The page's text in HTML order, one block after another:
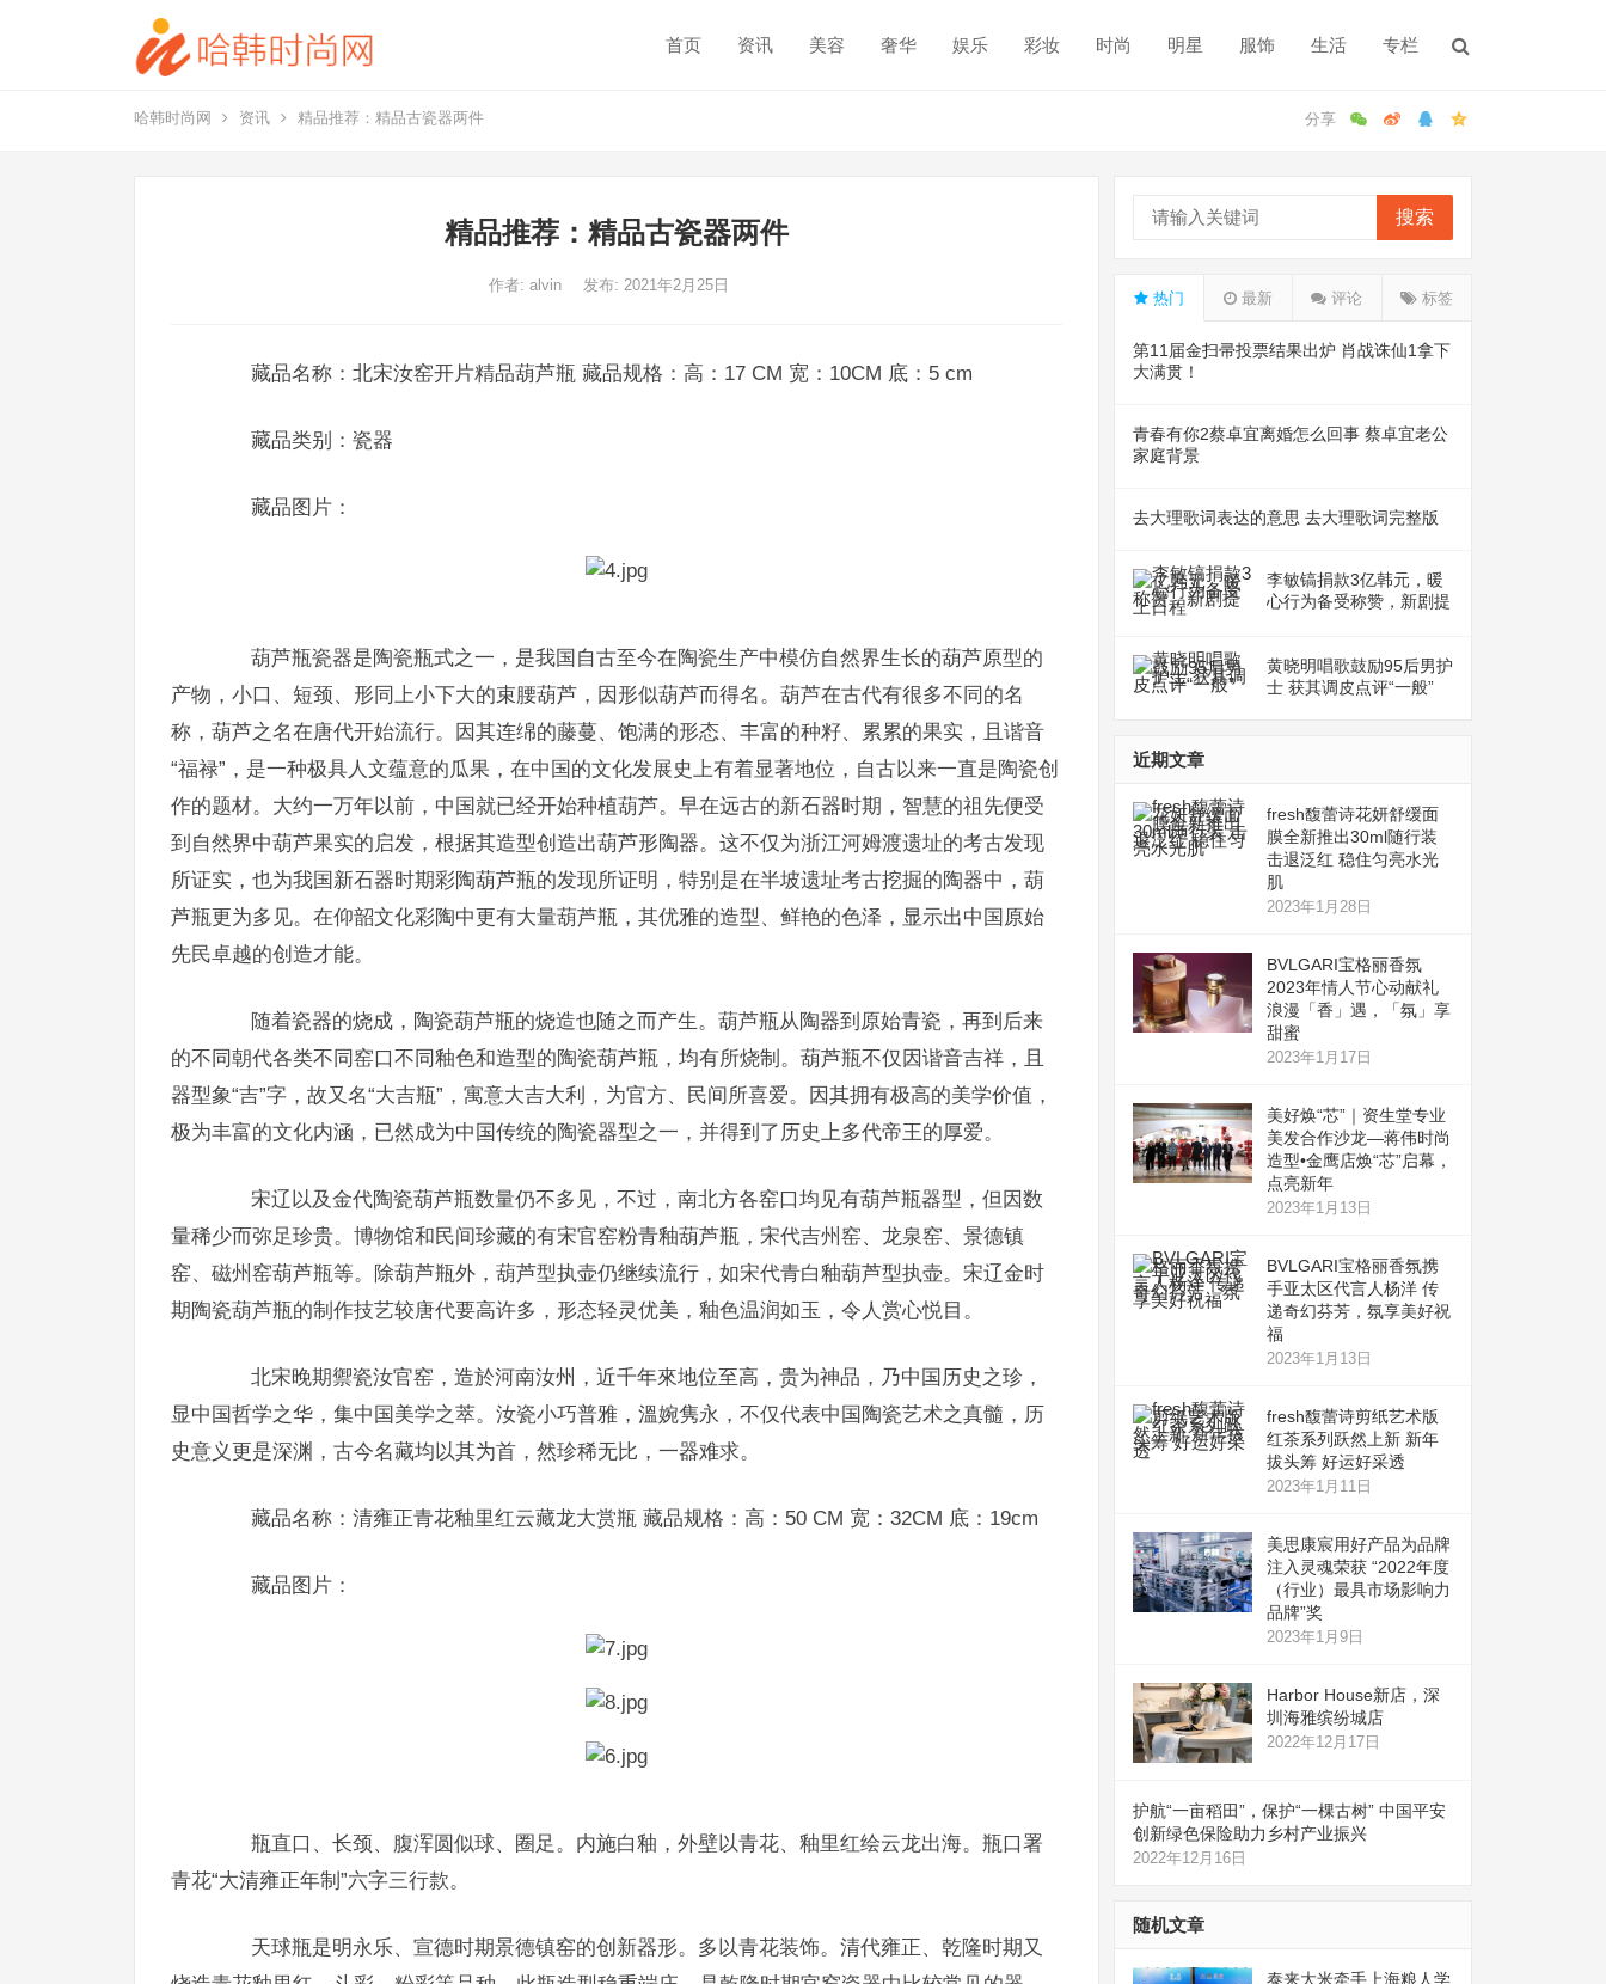
首页 资讯 美容 奢华 娱乐 彩妆 时尚 明星 服饰 生活 专栏
哈韩时尚网 资讯 精品推荐：精品古瓷器两件
精品推荐：精品古瓷器两件
作者: alvin 发布: 2021年2月25日
藏品名称：北宋汝窑开片精品葫芦瓶 藏品规格：高：17 CM 宽：10CM 底：5 cm
藏品类别：瓷器
藏品图片：
葫芦瓶瓷器是陶瓷瓶式之一，是我国自古至今在陶瓷生产中模仿自然界生长的葫芦原型的
产物，小口、短颈、形同上小下大的束腰葫芦，因形似葫芦而得名。葫芦在古代有很多不同的名
称，葫芦之名在唐代开始流行。因其连绵的藤蔓、饱满的形态、丰富的种籽、累累的果实，且谐音
“福禄”，是一种极具人文蕴意的瓜果，在中国的文化发展史上有着显著地位，自古以来一直是陶瓷创
作的题材。大约一万年以前，中国就已经开始种植葫芦。早在远古的新石器时期，智慧的祖先便受
到自然界中葫芦果实的启发，根据其造型创造出葫芦形陶器。这不仅为浙江河姆渡遗址的考古发现
所证实，也为我国新石器时期彩陶葫芦瓶的发现所证明，特别是在半坡遗址考古挖掘的陶器中，葫
芦瓶更为多见。在仰韶文化彩陶中更有大量葫芦瓶，其优雅的造型、鲜艳的色泽，显示出中国原始
先民卓越的创造才能。
随着瓷器的烧成，陶瓷葫芦瓶的烧造也随之而产生。葫芦瓶从陶器到原始青瓷，再到后来
的不同朝代各类不同窑口不同釉色和造型的陶瓷葫芦瓶，均有所烧制。葫芦瓶不仅因谐音吉祥，且
器型象“吉”字，故又名“大吉瓶”，寓意大吉大利，为官方、民间所喜爱。因其拥有极高的美学价值，
极为丰富的文化内涵，已然成为中国传统的陶瓷器型之一，并得到了历史上多代帝王的厚爱。
宋辽以及金代陶瓷葫芦瓶数量仍不多见，不过，南北方各窑口均见有葫芦瓶器型，但因数
量稀少而弥足珍贵。博物馆和民间珍藏的有宋官窑粉青釉葫芦瓶，宋代吉州窑、龙泉窑、景德镇
窑、磁州窑葫芦瓶等。除葫芦瓶外，葫芦型执壶仍继续流行，如宋代青白釉葫芦型执壶。宋辽金时
期陶瓷葫芦瓶的制作技艺较唐代要高许多，形态轻灵优美，釉色温润如玉，令人赏心悦目。
北宋晚期禦瓷汝官窑，造於河南汝州，近千年來地位至高，贵为神品，乃中国历史之珍，
显中国哲学之华，集中国美学之萃。汝瓷小巧普雅，溫婉隽永，不仅代表中国陶瓷艺术之真髓，历
史意义更是深渊，古今名藏均以其为首，然珍稀无比，一器难求。
藏品名称：清雍正青花釉里红云藏龙大赏瓶 藏品规格：高：50 CM 宽：32CM 底：19cm
藏品图片：
瓶直口、长颈、腹浑圆似球、圈足。内施白釉，外壁以青花、釉里红绘云龙出海。瓶口署
青花“大清雍正年制”六字三行款。
天球瓶是明永乐、宣德时期景德镇窑的创新器形。多以青花装饰。清代雍正、乾隆时期又
搜索
热门 最新 评论 标签
第11届金扫帚投票结果出炉 肖战诛仙1拿下
大满贯！
青春有你2蔡卓宜离婚怎么回事 蔡卓宜老公
家庭背景
去大理歌词表达的意思 去大理歌词完整版
李敏镐捐款3亿韩元，暖
心行为备受称赞，新剧提
黄晓明唱歌鼓励95后男护
士 获其调皮点评“一般”
近期文章
fresh馥蕾诗花妍舒缓面
膜全新推出30ml随行装
击退泛红 稳住匀亮水光
肌
2023年1月28日
BVLGARI宝格丽香氛
2023年情人节心动献礼
浪漫「香」遇，「氛」享
甜蜜
2023年1月17日
美好焕“芯”｜资生堂专业
美发合作沙龙—蒋伟时尚
造型•金鹰店焕“芯”启幕，
点亮新年
2023年1月13日
BVLGARI宝格丽香氛携
手亚太区代言人杨洋 传
递奇幻芬芳，氛享美好祝
福
2023年1月13日
fresh馥蕾诗剪纸艺术版
红茶系列跃然上新 新年
拔头筹 好运好采透
2023年1月11日
美思康宸用好产品为品牌
注入灵魂荣获 “2022年度
（行业）最具市场影响力
品牌”奖
2023年1月9日
Harbor House新店，深
圳海雅缤纷城店
2022年12月17日
护航“一亩稻田”，保护“一棵古树” 中国平安
创新绿色保险助力乡村产业振兴
2022年12月16日
随机文章
泰来大米牵手上海粮人学